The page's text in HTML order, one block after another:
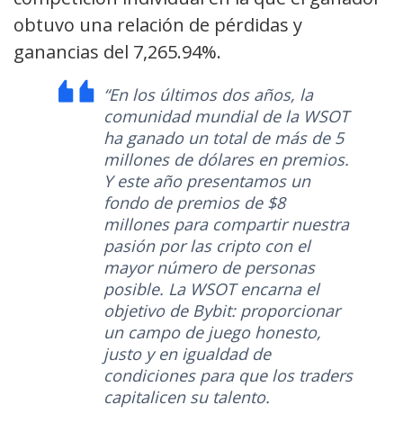
obtuvo una relación de pérdidas y
ganancias del 7,265.94%.
“En los últimos dos años, la
comunidad mundial de la WSOT
ha ganado un total de más de 5
millones de dólares en premios.
Y este año presentamos un
fondo de premios de $8
millones para compartir nuestra
pasión por las cripto con el
mayor número de personas
posible. La WSOT encarna el
objetivo de Bybit: proporcionar
un campo de juego honesto,
justo y en igualdad de
condiciones para que los traders
capitalicen su talento.